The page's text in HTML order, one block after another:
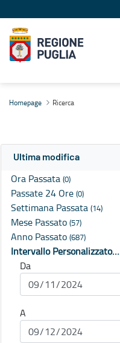
Homepage Ricerca
Ultima modifica
Ora Passata (0)
Passate 24 Ore (0)
Settimana Passata (14)
Mese Passato (57)
Anno Passato (687)
Intervallo Personalizzato…
Da
A